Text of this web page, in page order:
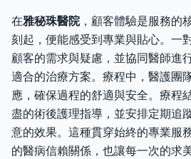
在雅秘珠醫院，顧客體驗是服務的
刻起，便能感受到專業與貼心。一
顧客的需求與疑慮，並協同醫師進
適合的治療方案。療程中，醫護團
應，確保過程的舒適與安全。療程
盡的術後護理指導，並安排定期追
意的效果。這種貫穿始終的專業服
的醫病信賴關係，也讓每一次的求